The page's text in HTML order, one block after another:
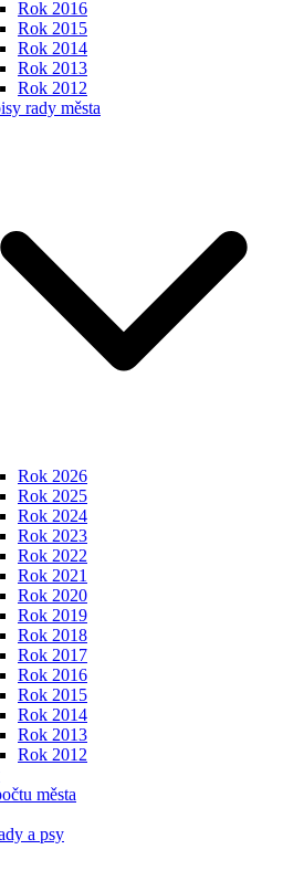
Rok 2016
Rok 2015
Rok 2014
Rok 2013
Rok 2012
rady města
Rok 2026
Rok 2025
Rok 2024
Rok 2023
Rok 2022
Rok 2021
Rok 2020
Rok 2019
Rok 2018
Rok 2017
Rok 2016
Rok 2015
Rok 2014
Rok 2013
Rok 2012
města
a psy